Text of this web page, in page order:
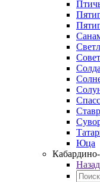
Юца
Назад